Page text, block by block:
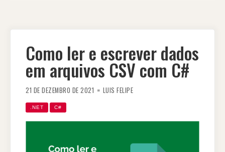
Como ler e escrever dados
em arquivos CSV com C#
21 DE DEZEMBRO DE 2021 LUIS FELIPE
.NET C#